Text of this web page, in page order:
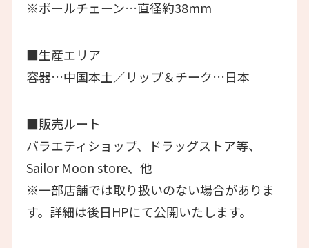
※ボールチェーン…直径約38mm
■生産エリア
容器…中国本土／リップ＆チーク…日本
■販売ルート
バラエティショップ、ドラッグストア等、
Sailor Moon store、他
※一部店舗では取り扱いのない場合がありま
す。詳細は後日HPにて公開いたします。